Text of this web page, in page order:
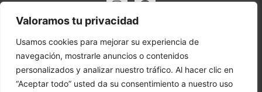
Valoramos tu privacidad
Usamos cookies para mejorar su experiencia de
navegación, mostrarle anuncios o contenidos
personalizados y analizar nuestro tráfico. Al hacer clic en
“Aceptar todo” usted da su consentimiento a nuestro uso
Horario:
Lun-Vie de 10:00-13:30 y 17:00-20:00 – Sáb de
10:00-13:30